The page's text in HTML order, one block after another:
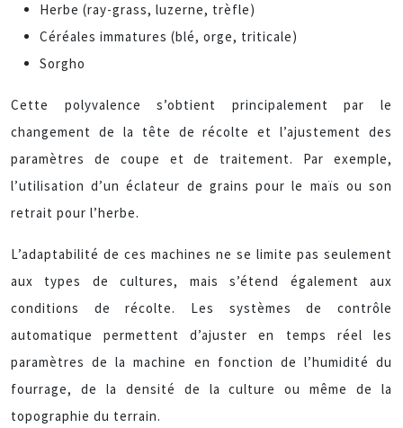
Herbe (ray-grass, luzerne, trèfle)
Céréales immatures (blé, orge, triticale)
Sorgho
Cette polyvalence s’obtient principalement par le
changement de la tête de récolte et l’ajustement des
paramètres de coupe et de traitement. Par exemple,
l’utilisation d’un éclateur de grains pour le maïs ou son
retrait pour l’herbe.
L’adaptabilité de ces machines ne se limite pas seulement
aux types de cultures, mais s’étend également aux
conditions de récolte. Les systèmes de contrôle
automatique permettent d’ajuster en temps réel les
paramètres de la machine en fonction de l’humidité du
fourrage, de la densité de la culture ou même de la
topographie du terrain.